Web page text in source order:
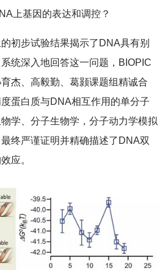
上基因的表达和调控？
初步试验结果揭示了DNA具有别
统深入地回答这一问题，BIOPIC
杰、高毅勤、葛颢课题组精诚合
蛋白质与DNA相互作用的单分子
学、分子生物学，分子动力学模拟
终严谨证明并精确描述了DNA双
应。